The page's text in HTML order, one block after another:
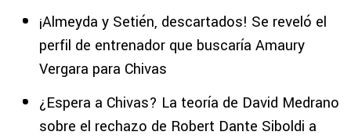
¡Almeyda y Setién, descartados! Se reveló el
perfil de entrenador que buscaría Amaury
Vergara para Chivas
¿Espera a Chivas? La teoría de David Medrano
sobre el rechazo de Robert Dante Siboldi a